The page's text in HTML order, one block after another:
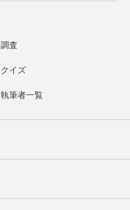
調査
クイズ
執筆者一覧